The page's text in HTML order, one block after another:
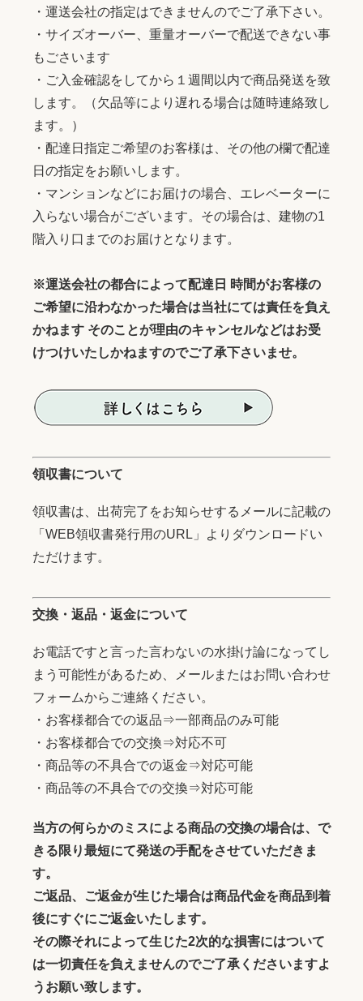
・運送会社の指定はできませんのでご了承下さい。
・サイズオーバー、重量オーバーで配送できない事
もごさいます
・ご入金確認をしてから１週間以内で商品発送を致
します。（欠品等により遅れる場合は随時連絡致し
ます。）
・配達日指定ご希望のお客様は、その他の欄で配達
日の指定をお願いします。
・マンションなどにお届けの場合、エレベーターに
入らない場合がございます。その場合は、建物の1
階入り口までのお届けとなります。
※運送会社の都合によって配達日 時間がお客様の
ご希望に沿わなかった場合は当社にては責任を負え
かねます そのことが理由のキャンセルなどはお受
けつけいたしかねますのでご了承下さいませ。
領収書について
領収書は、出荷完了をお知らせするメールに記載の
「WEB領収書発行用のURL」よりダウンロードい
ただけます。
交換・返品・返金について
お電話ですと言った言わないの水掛け論になってし
まう可能性があるため、メールまたはお問い合わせ
フォームからご連絡ください。
・お客様都合での返品⇒一部商品のみ可能
・お客様都合での交換⇒対応不可
・商品等の不具合での返金⇒対応可能
・商品等の不具合での交換⇒対応可能
当方の何らかのミスによる商品の交換の場合は、で
きる限り最短にて発送の手配をさせていただきま
す。
ご返品、ご返金が生じた場合は商品代金を商品到着
後にすぐにご返金いたします。
その際それによって生じた2次的な損害にはついて
は一切責任を負えませんのでご了承くださいますよ
うお願い致します。